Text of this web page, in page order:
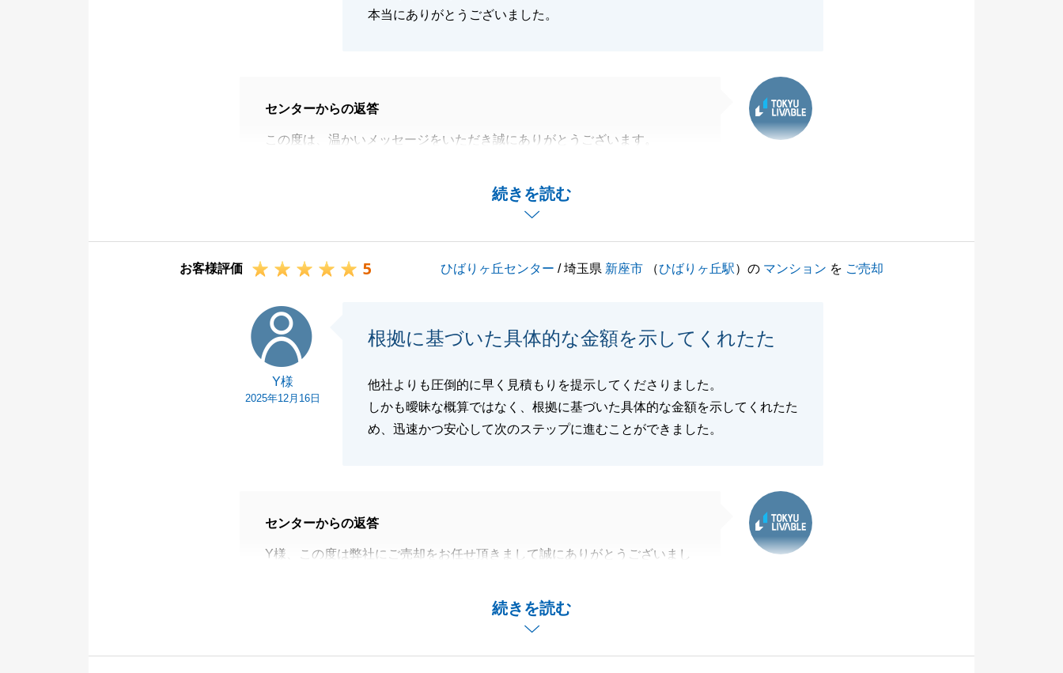
本当にありがとうございました。
続きを読む
センターからの返答
この度は、温かいメッセージをいただき誠にありがとうございます。_
親御様のご体調を案じながらの売却活動は、精神的にもお忙しい中、大変な
K様が迅速にご対応くださったおかげで、スムーズに進めることができまし
店舗へもお気軽に足を運んでいただけたことで、直接お顔を合わせてお話し
でき、私たちも安心してお手伝いすることができました。
この度は誠にありがとうございました。
お客様評価 5 ひばりヶ丘センター / 埼玉県 新座市 （ひばりヶ丘駅）の マンション を ご売却
Y様
2025年12月16日
根拠に基づいた具体的な金額を示してくれたた
他社よりも圧倒的に早く見積もりを提示してくださりました。
しかも曖昧な概算ではなく、根拠に基づいた具体的な金額を示してくれたた
め、迅速かつ安心して次のステップに進むことができました。
続きを読む
センターからの返答
Y様、この度は弊社にご売却をお任せ頂きまして誠にありがとうございまし
私自身スピード対応と根拠のある査定金額の提示を大切にしておりますの
で、その点をご評価いただけましたこと、大変嬉しく思っております。